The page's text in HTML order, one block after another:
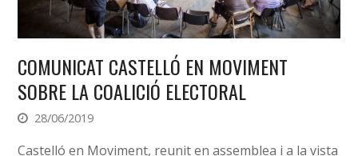
COMUNICAT CASTELLÓ EN MOVIMENT
SOBRE LA COALICIÓ ELECTORAL
28/06/2019
Castelló en Moviment, reunit en assemblea i a la vista